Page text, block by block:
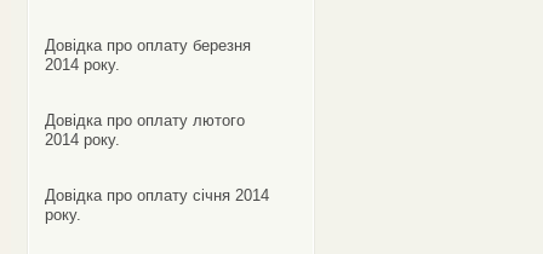
Довідка про оплату березня
2014 року.
Довідка про оплату лютого
2014 року.
Довідка про оплату січня 2014
року.